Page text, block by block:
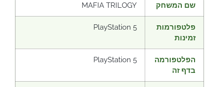
שם המשחק MAFIA TRILOGY
פלטפורמות
זמינות
PlayStation 5
הפלטפורמה
בדף זה
PlayStation 5